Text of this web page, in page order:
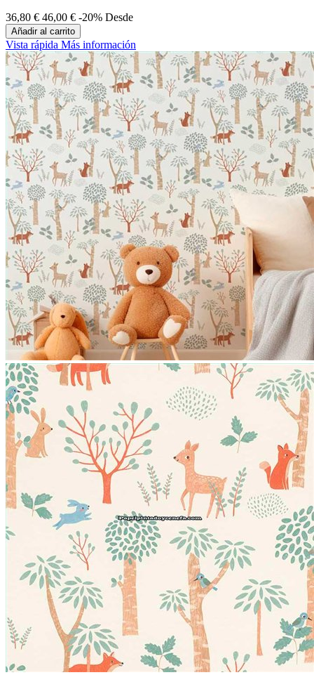
36,80 € 46,00 € -20% Desde
Añadir al carrito
Vista rápida Más información